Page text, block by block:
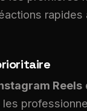
rapides
Reels